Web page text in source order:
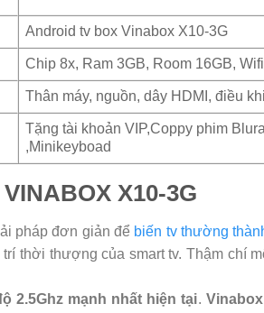
Android tv box Vinabox X10-3G
Chip 8x, Ram 3GB, Room 16GB, Wifi
Thân máy, nguồn, dây HDMI, điều
Tặng tài khoản VIP,Coppy phim
,Minikeyboad
X10-3G
pháp đơn giản để biến tv thường
thời thượng của smart tv. Thậm chí
2.5Ghz mạnh nhất hiện tại.